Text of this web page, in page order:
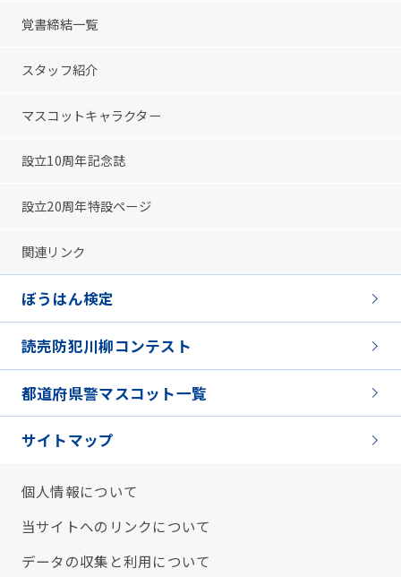
覚書締結一覧
スタッフ紹介
マスコットキャラクター
設立10周年記念誌
設立20周年特設ページ
関連リンク
ぼうはん検定
読売防犯川柳コンテスト
都道府県警マスコット一覧
サイトマップ
個人情報について
当サイトへのリンクについて
データの収集と利用について